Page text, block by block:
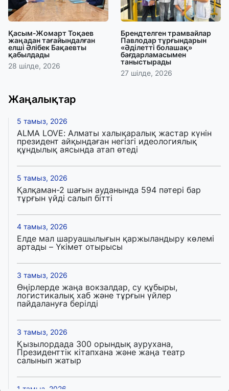
Қасым-Жомарт Тоқаев
жаңадан тағайындалған
елші Әлібек Бақаевты
қабылдады
28 шілде, 2026
Брендтелген трамвайлар
Павлодар тұрғындарын
«Әділетті болашақ»
бағдарламасымен
таныстырады
27 шілде, 2026
Жаңалықтар
5 тамыз, 2026
ALMA LOVE: Алматы халықаралық жастар күнін
президент айқындаған негізгі идеологиялық
құндылық аясында атап өтеді
5 тамыз, 2026
Қалқаман-2 шағын ауданында 594 пәтері бар
тұрғын үйді салып бітті
4 тамыз, 2026
Елде мал шаруашылығын қаржыландыру көлемі
артады – Үкімет отырысы
3 тамыз, 2026
Өңірлерде жаңа вокзалдар, су құбыры,
логистикалық хаб және тұрғын үйлер
пайдалануға берілді
3 тамыз, 2026
Қызылордада 300 орындық аурухана,
Президенттік кітапхана және жаңа театр
салынып жатыр
1 тамыз, 2026